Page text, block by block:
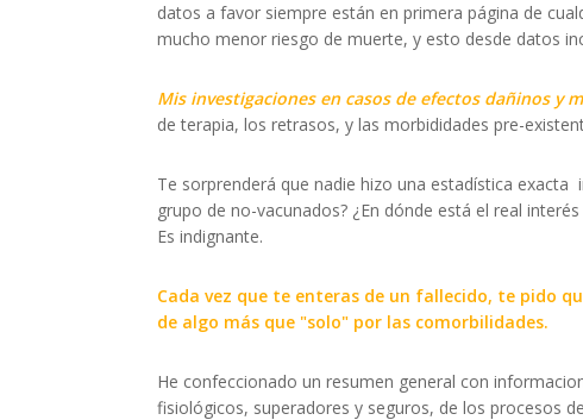
datos a favor siempre están en primera página de
mucho menor riesgo de muerte, y esto desde datos
Mis investigaciones en casos de efectos dañinos y
de terapia, los retrasos, y las morbididades pre-
Te sorprenderá que nadie hizo una estadística
grupo de no-vacunados? ¿En dónde está el real
Es indignante.
Cada vez que te enteras de un fallecido, te pido
de algo más que "solo" por las comorbilidades.
He confeccionado un resumen general con
fisiológicos, superadores y seguros, de los procesos